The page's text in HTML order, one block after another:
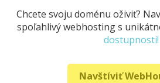
Chcete svoju doménu oživiť?
spoľahlivý webhosting s
dostupnosti!
Navštíviť